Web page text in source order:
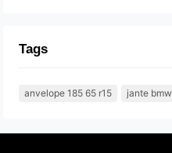
Tags
anvelope 185 65 r15 jante bmw